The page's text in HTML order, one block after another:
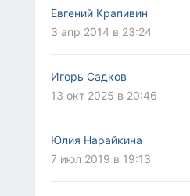
Евгений Крапивин
3 апр 2014 в 23:24
Игорь Садков
13 окт 2025 в 20:46
Юлия Нарайкина
7 июл 2019 в 19:13